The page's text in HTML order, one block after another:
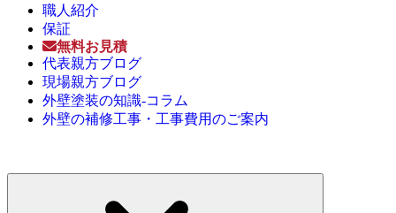
職人紹介
保証
無料お見積
代表親方ブログ
現場親方ブログ
外壁塗装の知識-コラム
外壁の補修工事・工事費用のご案内